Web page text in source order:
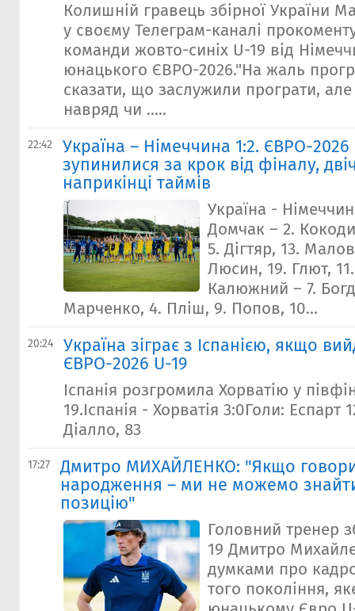
Колишній гравець збірної України
у своєму Телеграм-каналі
команди жовто-синіх U-19 від
юнацького ЄВРО-2026."На жаль
сказати, що заслужили програти, але
навряд чи .....
22:42
Україна – Німеччина 1:2. ЄВРО-2026
зупинилися за крок від фіналу,
наприкінці таймів
Україна -
Домчак – 2.
5. Дігтяр, 13.
Люсин, 19. Глют,
Калюжний – 7.
Марченко, 4. Пліш, 9. Попов, 10...
20:24
Україна зіграє з Іспанією, якщо
ЄВРО-2026 U-19
Іспанія розгромила Хорватію у
19.Іспанія - Хорватія 3:0Голи: Еспарт
Діалло, 83
17:27
Дмитро МИХАЙЛЕНКО: "Якщо
народження – ми не можемо
позицію"
Головний тренер
19 Дмитро
думками про
того покоління,